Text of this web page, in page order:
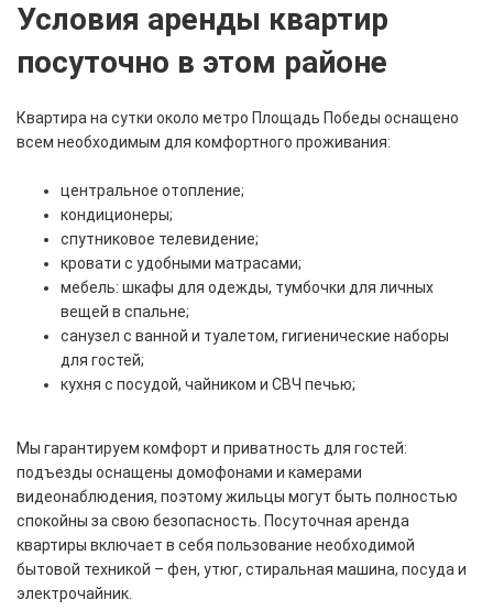
Условия аренды квартир
посуточно в этом районе
Квартира на сутки около метро Площадь Победы оснащено
всем необходимым для комфортного проживания:
центральное отопление;
кондиционеры;
спутниковое телевидение;
кровати с удобными матрасами;
мебель: шкафы для одежды, тумбочки для личных
вещей в спальне;
санузел с ванной и туалетом, гигиенические наборы
для гостей;
кухня с посудой, чайником и СВЧ печью;
Мы гарантируем комфорт и приватность для гостей:
подъезды оснащены домофонами и камерами
видеонаблюдения, поэтому жильцы могут быть полностью
спокойны за свою безопасность. Посуточная аренда
квартиры включает в себя пользование необходимой
бытовой техникой – фен, утюг, стиральная машина, посуда и
электрочайник.